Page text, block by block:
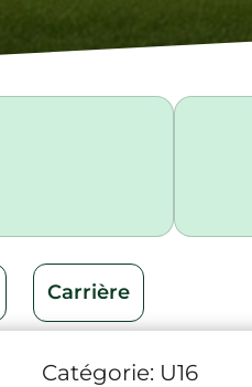
Carrière
Catégorie: U16